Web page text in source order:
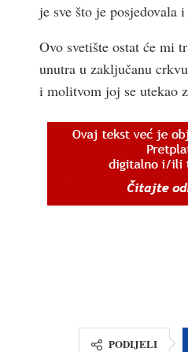
je sve što je posjedovala
Ovo svetište ostat će mi
unutra u zaključanu
i molitvom joj se utekao
PODIJELI